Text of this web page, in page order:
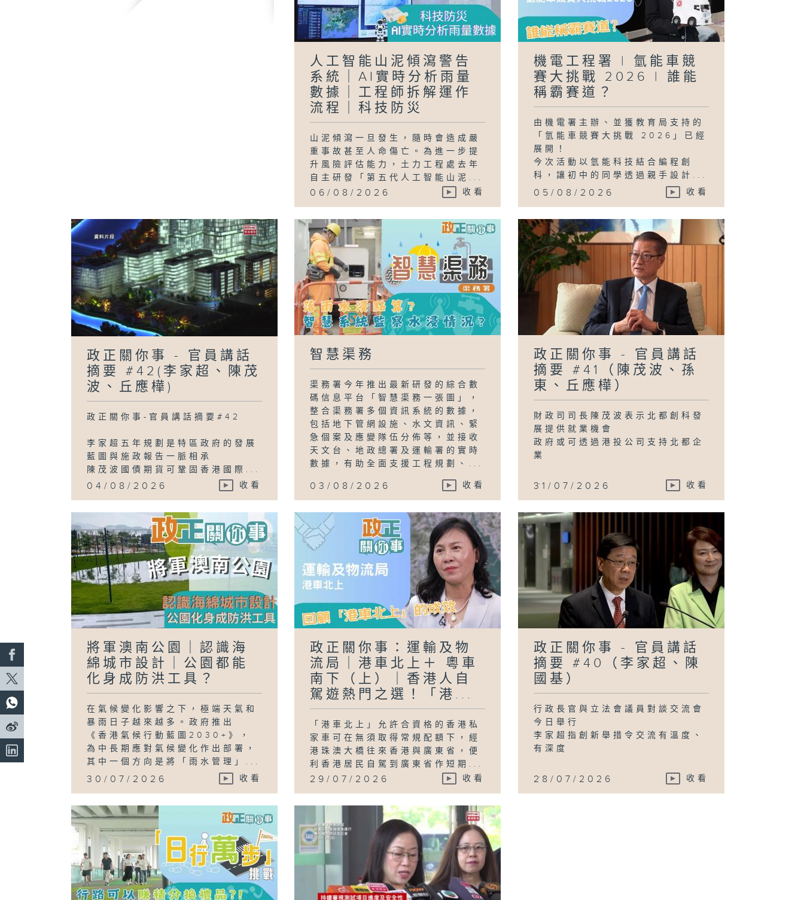
政正關你事 - 官
員講話摘要
#40（李家超、
陳國基）
「日行萬步」挑戰
政正關你事 - 官
員講話摘要 #39
(陳茂波、丘應
樺、謝詠誼)
人工智能山泥傾瀉警告
系統｜AI實時分析雨量
數據｜工程師拆解運作
流程｜科技防災
山泥傾瀉一旦發生，隨時會造成嚴
重事故甚至人命傷亡。為進一步提
升風險評估能力，土力工程處去年
自主研發「第五代人工智能山泥...
06/08/2026 收看
機電工程署 | 氫能車競
賽大挑戰 2026 | 誰能
稱霸賽道？
由機電署主辦、並獲教育局支持的
「氫能車競賽大挑戰 2026」已經
展開！
今次活動以氫能科技結合編程創
科，讓初中的同學透過親手設計...
05/08/2026 收看
政正關你事 - 官員講話
摘要 #42(李家超、陳茂
波、丘應樺)
政正關你事-官員講話摘要#42
李家超五年規劃是特區政府的發展
藍圖與施政報告一脈相承
陳茂波國債期貨可鞏固香港國際...
04/08/2026 收看
智慧渠務
渠務署今年推出最新研發的綜合數
碼信息平台「智慧渠務一張圖」，
整合渠務署多個資訊系統的數據，
包括地下管網設施、水文資訊、緊
急個案及應變隊伍分佈等，並接收
天文台、地政總署及運輸署的實時
數據，有助全面支援工程規劃、...
03/08/2026 收看
政正關你事 - 官員講話
摘要 #41（陳茂波、孫
東、丘應樺）
財政司司長陳茂波表示北都創科發
展提供就業機會
政府或可透過港投公司支持北都企
業
...
31/07/2026 收看
將軍澳南公園｜認識海
綿城市設計｜公園都能
化身成防洪工具？
在氣候變化影響之下，極端天氣和
暴雨日子越來越多。政府推出
《香港氣候行動藍圖2030+》，
為中長期應對氣候變化作出部署，
其中一個方向是將「雨水管理」...
30/07/2026 收看
政正關你事：運輸及物
流局｜港車北上＋ 粵車
南下（上）｜香港人自
駕遊熱門之選！「港...
「港車北上」允許合資格的香港私
家車可在無須取得常規配額下，經
港珠澳大橋往來香港與廣東省，便
利香港居民自駕到廣東省作短期...
29/07/2026 收看
政正關你事 - 官員講話
摘要 #40（李家超、陳
國基）
行政長官與立法會議員對談交流會
今日舉行
李家超指創新舉措令交流有溫度、
有深度
...
28/07/2026 收看